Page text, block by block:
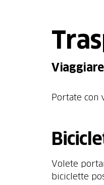
Portate con
Volete
biciclette